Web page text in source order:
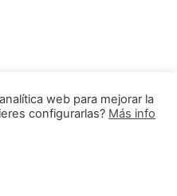
web para mejorar la
configurarlas? Más info